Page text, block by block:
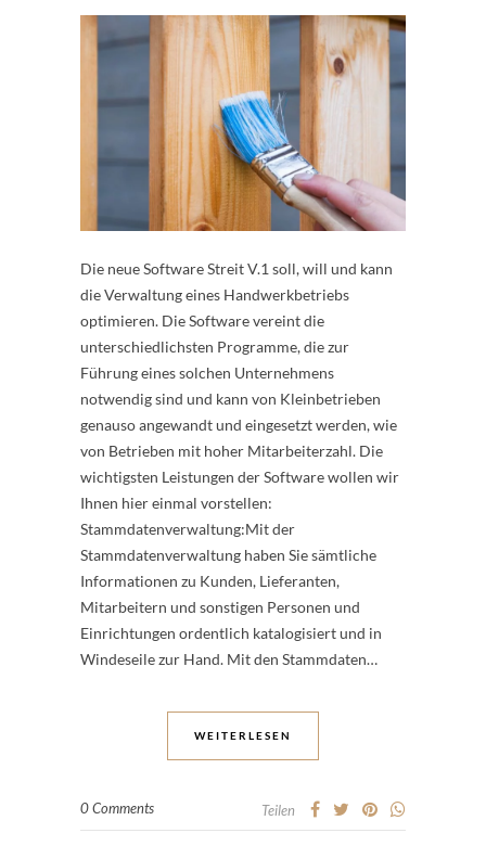
Die neue Software Streit V.1 soll, will und kann
die Verwaltung eines Handwerkbetriebs
optimieren. Die Software vereint die
unterschiedlichsten Programme, die zur
Führung eines solchen Unternehmens
notwendig sind und kann von Kleinbetrieben
genauso angewandt und eingesetzt werden, wie
von Betrieben mit hoher Mitarbeiterzahl. Die
wichtigsten Leistungen der Software wollen wir
Ihnen hier einmal vorstellen:
Stammdatenverwaltung:Mit der
Stammdatenverwaltung haben Sie sämtliche
Informationen zu Kunden, Lieferanten,
Mitarbeitern und sonstigen Personen und
Einrichtungen ordentlich katalogisiert und in
Windeseile zur Hand. Mit den Stammdaten…
WEITERLESEN
0 Comments Teilen